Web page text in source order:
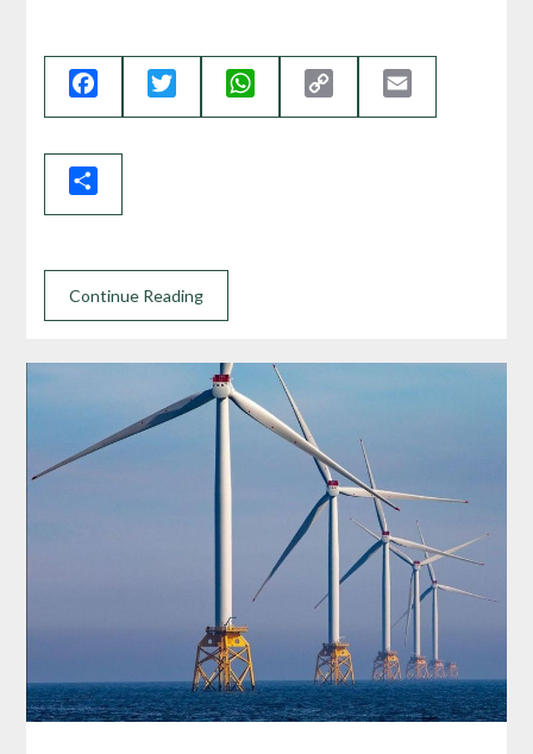
Facebook Twitter WhatsApp
Continue Reading